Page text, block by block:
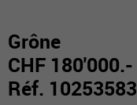
Grône
CHF 180'000.-
Réf. 10253583